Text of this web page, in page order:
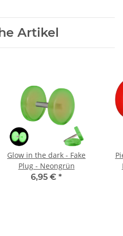
Artikel
Glow in the dark - Fake
Plug - Neongrün
6,95 € *